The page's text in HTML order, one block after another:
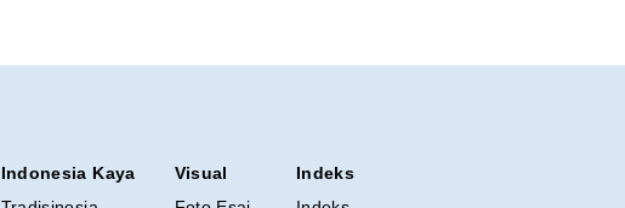
Indonesia Kaya
Visual
Indeks